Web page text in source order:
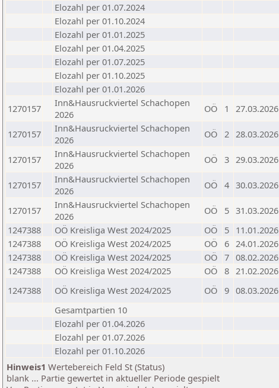
Elozahl per 01.07.2024
Elozahl per 01.10.2024
Elozahl per 01.01.2025
Elozahl per 01.04.2025
Elozahl per 01.07.2025
Elozahl per 01.10.2025
Elozahl per 01.01.2026
1270157
Inn&Hausruckviertel Schachopen
2026
OÖ 1 27.03.2026
1270157
Inn&Hausruckviertel Schachopen
2026
OÖ 2 28.03.2026
1270157
Inn&Hausruckviertel Schachopen
2026
OÖ 3 29.03.2026
1270157
Inn&Hausruckviertel Schachopen
2026
OÖ 4 30.03.2026
1270157
Inn&Hausruckviertel Schachopen
2026
OÖ 5 31.03.2026
1247388
OÖ Kreisliga West 2024/2025 OÖ 5 11.01.2026
1247388
OÖ Kreisliga West 2024/2025 OÖ 6 24.01.2026
1247388
OÖ Kreisliga West 2024/2025 OÖ 7 08.02.2026
1247388
OÖ Kreisliga West 2024/2025 OÖ 8 21.02.2026
1247388
OÖ Kreisliga West 2024/2025 OÖ 9 08.03.2026
Gesamtpartien 10
Elozahl per 01.04.2026
Elozahl per 01.07.2026
Elozahl per 01.10.2026
Hinweis1 Wertebereich Feld St (Status)
blank ... Partie gewertet in aktueller Periode gespielt